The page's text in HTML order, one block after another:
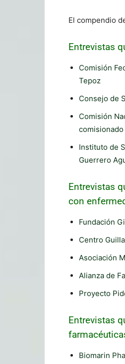
El compendio
Entrevistas
Comisión
Tepoz
Consejo de
Comisión
Instituto de
Guerrero
Entrevistas
con
Fundación
Centro
Asociación
Alianza de
Proyecto
Entrevistas
Biomarin